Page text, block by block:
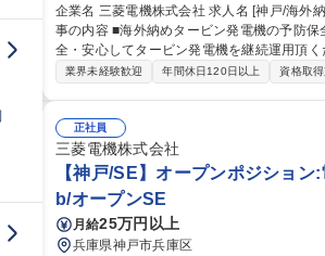
企業名 三菱電機株式会社 求人名 [神戸/海外納品発電機の保守に関する計画/管理/技術とりまとめ]業績好調推移 仕
事の内容 ■海外納めタービン発電機の予防
全・安心してタービン発電機を継続運用頂
検)、 消耗品等の交換及び新規高性能部品の交換を計画、それを顧客へ提案・推奨提案ならびに受注後の工事計
東、米州のいずれかとなります。 募集職種 [神戸/海外納品発電機の保守に関する計画/管理/技術とりまとめ]業績好
調推移
業界未経験歓迎 年間休日120日以上 資格取
正社員
三菱電機株式会社
【神戸/SE】オープンポジショ
b/オープンSE
月給25万円以上
兵庫県神戸市兵庫区